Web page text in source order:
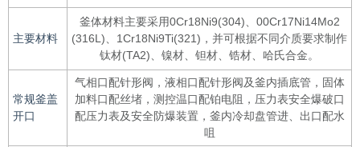
主要材料
釜体材料主要采用0Cr18Ni9(304)、00Cr17Ni14Mo2
(316L)、1Cr18Ni9Ti(321)，并可根据不同介质要求制作
钛材(TA2)、镍材、钽材、锆材、哈氏合金。
常规釜盖
开口
气相口配针形阀，液相口配针形阀及釜内插底管，固体
加料口配丝堵，测控温口配铂电阻，压力表安全爆破口
配压力表及安全防爆装置，釜内冷却盘管进、出口配水
咀